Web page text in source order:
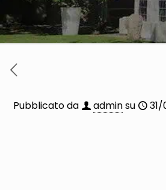
Pubblicato da adminsu